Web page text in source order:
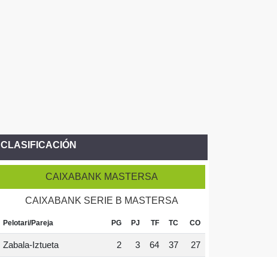
CLASIFICACIÓN
CAIXABANK MASTERSA
CAIXABANK SERIE B MASTERSA
Pelotari/Pareja PG PJ TF TC CO
Zabala-Iztueta 2 3 64 37 27